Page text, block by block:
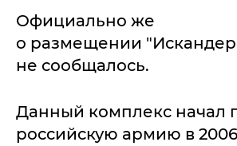
Официально же
о размещении
не сообщалось.
Данный комплекс начал
российскую армию в